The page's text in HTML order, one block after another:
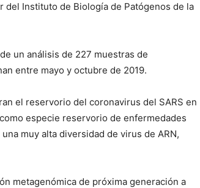
Instituto de Biología de Patógenos de la
un análisis de 227 muestras de
entre mayo y octubre de 2019.
el reservorio del coronavirus del SARS en
especie reservorio de enfermedades
muy alta diversidad de virus de ARN,
metagenómica de próxima generación a